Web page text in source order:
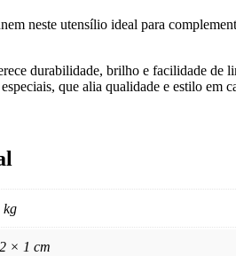
neste utensílio ideal para
durabilidade, brilho e facilidade de
que alia qualidade e estilo em
kg
× 1 cm